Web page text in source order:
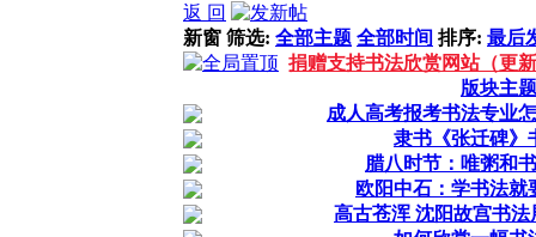
返 回
新窗 筛选: 全部主题 全部时间 排序: 最后
捐赠支持书法欣赏网站（更
版块主题
成人高考报考书法专业
隶书《张迁碑》
腊八时节：唯粥和
欧阳中石：学书法就
高古苍浑 沈阳故宫书法